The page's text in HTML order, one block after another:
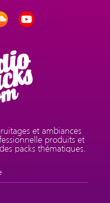
et ambiances
produits et
packs thématiques.